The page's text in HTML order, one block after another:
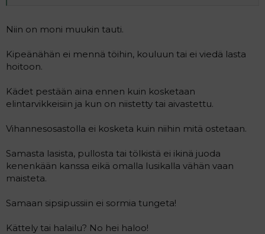
Niin on moni muukin tauti.
Kipeänähän ei mennä töihin, kouluun tai ei viedä lasta
hoitoon.
Kädet pestään aina ennen kuin kosketaan
elintarvikkeisiin ja kun on niistetty tai aivastettu.
Vihannesosastolla ei kosketa kuin niihin mitä ostetaan.
Samasta lasista, pullosta tai tölkistä ei ikinä juoda
kenenkään kanssa eikä omalla lusikalla vähän vaan
maisteta.
Samaan sipsipussiin ei sormia tungeta!
Kättely tai halailu? No hei haloo!